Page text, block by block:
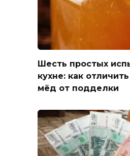
Шесть простых
кухне: как
мёд от подделки